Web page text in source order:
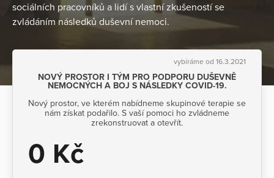
sociálních pracovníků a lidí s vlastní zkušeností se
zvládáním následků duševní nemoci.
vybíráme od 16.3.2021
NOVÝ PROSTOR I TÝM PRO PODPORU DUŠEVNĚ
NEMOCNÝCH A BOJ S NÁSLEDKY COVID-19.
Nový prostor, ve kterém nabídneme skupinové terapie se
nám získat podařilo. S vaší pomoci ho zvládneme
zrekonstruovat a otevřít.
0 Kč